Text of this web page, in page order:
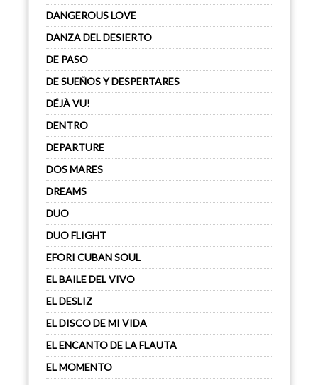
DANGEROUS LOVE
DANZA DEL DESIERTO
DE PASO
DE SUEÑOS Y DESPERTARES
DÉJÀ VU!
DENTRO
DEPARTURE
DOS MARES
DREAMS
DUO
DUO FLIGHT
EFORI CUBAN SOUL
EL BAILE DEL VIVO
EL DESLIZ
EL DISCO DE MI VIDA
EL ENCANTO DE LA FLAUTA
EL MOMENTO